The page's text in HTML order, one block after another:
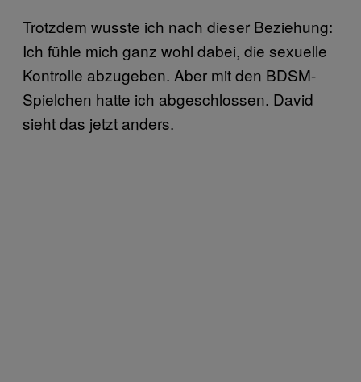
Trotzdem wusste ich nach dieser Beziehung:
Ich fühle mich ganz wohl dabei, die sexuelle
Kontrolle abzugeben. Aber mit den BDSM-
Spielchen hatte ich abgeschlossen. David
sieht das jetzt anders.